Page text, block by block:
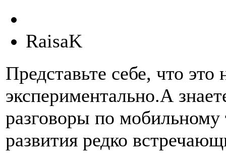
RaisaK
Представьте себе, что это
экспериментально.А
разговоры по
развития редко